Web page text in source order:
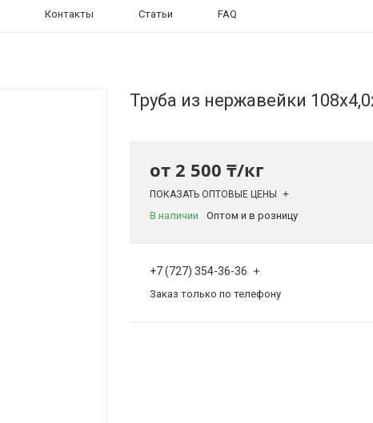
Контакты Статьи FAQ
Труба из нержавейки
от 2 500 ₸/кг
ПОКАЗАТЬ ОПТОВЫЕ ЦЕНЫ
В наличии Оптом и в розницу
+7 (727) 354-36-36
Заказ только по телефону